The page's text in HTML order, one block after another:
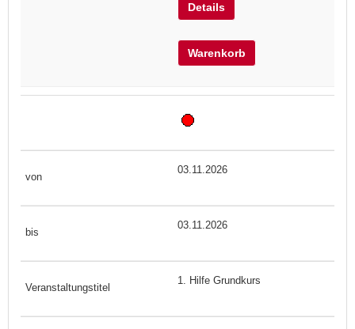
Details
Warenkorb
03.11.2026
03.11.2026
1. Hilfe Grundkurs